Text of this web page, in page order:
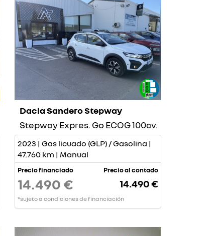
Dacia Sandero Stepway
Stepway Expres. Go ECOG 100cv.
2023 | Gas licuado (GLP) / Gasolina |
47.760 km | Manual
Precio financiado
14.490 €
*sujeto a condiciones de financiación
Precio al contado
14.490 €